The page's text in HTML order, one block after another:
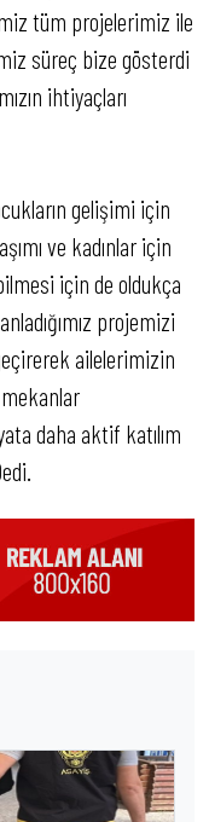
tüm projelerimiz ile
süreç bize gösterdi
ihtiyaçları
gelişimi için
ve kadınlar için
için de oldukça
projemizi
ailelerimizin
daha aktif katılım